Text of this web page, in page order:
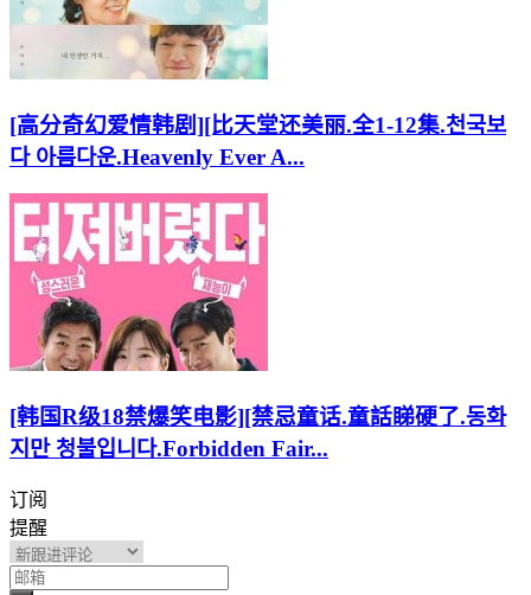
[高分奇幻爱情韩剧][比天堂还美丽.全1-12集.천국보
다 아름다운.Heavenly Ever A...
[韩国R级18禁爆笑电影][禁忌童话.童話睇硬了.동화
지만 청불입니다.Forbidden Fair...
订阅
提醒